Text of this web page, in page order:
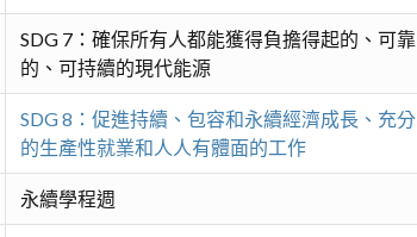
SDG 7：確保所有人都能獲得負擔得起的、可靠
的、可持續的現代能源
SDG 8：促進持續、包容和永續經濟成長、充分
的生產性就業和人人有體面的工作
永續學程週